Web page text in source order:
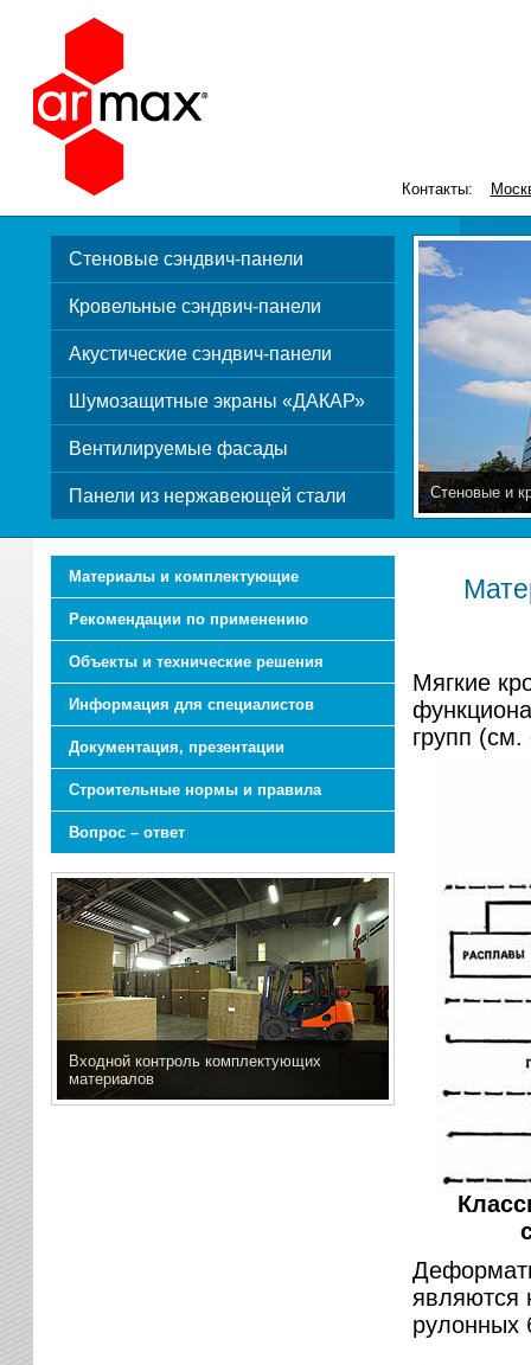
Контакты:
Стеновые сэндвич-панели
Кровельные сэндвич-панели
Акустические сэндвич-панели
Шумозащитные экраны «ДАКАР»
Вентилируемые фасады
Панели из нержавеющей стали Стеновые и
Материалы и комплектующие
Рекомендации по применению
Объекты и технические решения
Информация для специалистов
Документация, презентации
Строительные нормы и правила
Вопрос – ответ
Входной контроль комплектующих
материалов
Мягкие
групп
являются
рулонных